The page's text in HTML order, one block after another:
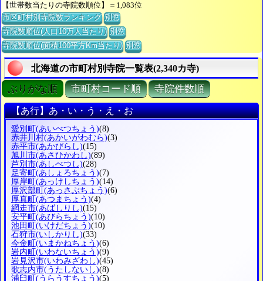
【世帯数当たりの寺院数順位】＝1,083位
市区町村別寺院数ランキング 別窓
寺院数順位(人口10万人当たり) 別窓
寺院数順位(面積100平方Km当たり) 別窓
北海道の市町村別寺院一覧表(2,340カ寺)
ぶりがな順 市町村コード順 寺院件数順
【あ行】あ・い・う・え・お
愛別町 (あいべつちょう)(8)
赤井川村(あかいがわむら)(3)
赤平市(あかびらし)(15)
旭川市(あさひかわし)(89)
芦別市(あしべつし)(28)
足寄町 (あしょろちょう)(7)
厚岸町 (あっけしちょう)(14)
厚沢部町 (あっさぶちょう)(6)
厚真町 (あつまちょう)(4)
網走市(あばしりし)(15)
安平町 (あびらちょう)(10)
池田町 (いけだちょう)(10)
石狩市(いしかりし)(33)
今金町 (いまかねちょう)(6)
岩内町 (いわないちょう)(9)
岩見沢市(いわみざわし)(45)
歌志内市(うたしないし)(8)
浦臼町 (うらうすちょう)(5)